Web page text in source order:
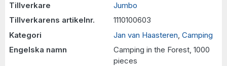
Tillverkare
Jumbo
Tillverkarens artikelnr.
1110100603
Kategori
Jan van Haasteren Camping
Engelska namn
Camping in the Forest, 1000
pieces